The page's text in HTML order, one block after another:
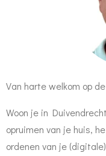
Van harte welkom op
Woon je in
opruimen van je huis,
ordenen van je